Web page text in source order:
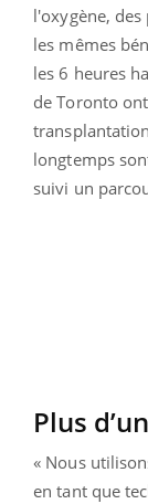
l'oxygène,
les mêmes
les 6 heures
de Toronto
longtemps
suivi un
Plus
« Nous
en tant que